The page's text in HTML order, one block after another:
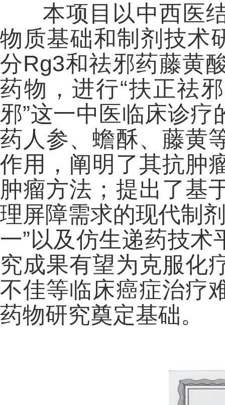
本项目以中西医
物质基础和制剂技术
分Rg3和祛邪药藤黄
药物，进行“扶正祛
邪”这一中医临床诊
药人参、蟾酥、藤黄
作用，阐明了其抗肿
肿瘤方法；提出了基
理屏障需求的现代制
一”以及仿生递药技
究成果有望为克服化
不佳等临床癌症治疗
药物研究奠定基础。